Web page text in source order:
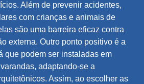
Além de prevenir acidentes,
com crianças e animais de
são uma barreira eficaz contra
externa. Outro ponto positivo é a
que podem ser instaladas em
adaptando-se a
Assim, ao escolher as